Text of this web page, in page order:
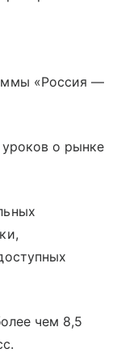
«Россия —
о рынке
чем 8,5